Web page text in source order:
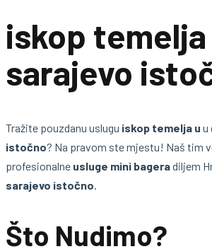
iskop temelja
sarajevo
Tražite pouzdanu uslugu iskop temelja u u
istočno? Na pravom ste mjestu! Naš tim
profesionalne usluge mini bageradiljem
sarajevo istočno.
Što Nudimo?